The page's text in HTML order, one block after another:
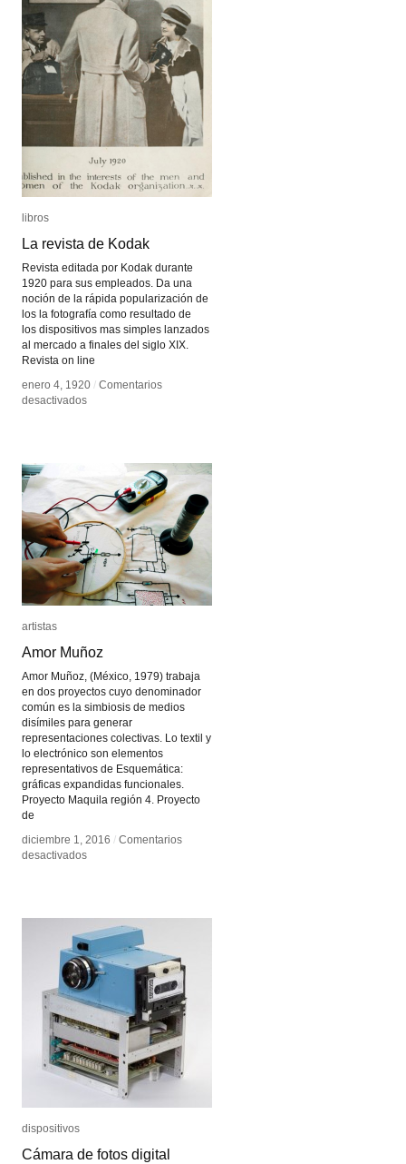
libros
La revista de Kodak
Revista editada por Kodak durante
1920 para sus empleados. Da una
noción de la rápida popularización de
los la fotografía como resultado de
los dispositivos mas simples lanzados
al mercado a finales del siglo XIX.
Revista on line
enero 4, 1920 / Comentarios
desactivadosen
libros
La revista de Kodak
enero 4, 1920 / Comentarios
desactivadosen
artistas
Amor Muñoz
Amor Muñoz, (México, 1979) trabaja
en dos proyectos cuyo denominador
común es la simbiosis de medios
disímiles para generar
representaciones colectivas. Lo textil y
lo electrónico son elementos
representativos de Esquemática:
gráficas expandidas funcionales.
Proyecto Maquila región 4. Proyecto
de
diciembre 1, 2016 / Comentarios
desactivadosen
artistas
Amor Muñoz
diciembre 1, 2016 / Comentarios
desactivadosen
dispositivos
Cámara de fotos digital
dispositivos
Cámara de fotos digital